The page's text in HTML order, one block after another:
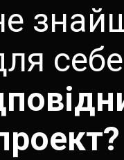
себе